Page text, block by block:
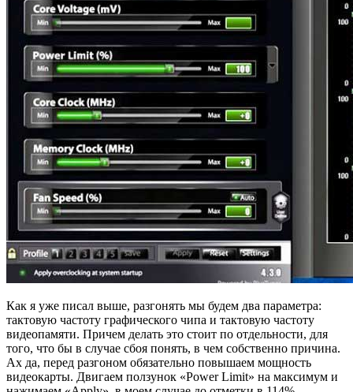
Как я уже писал выше, разгонять мы будем два параметра:
тактовую частоту графического чипа и тактовую частоту
видеопамяти. Причем делать это стоит по отдельности, для
того, что бы в случае сбоя понять, в чем собственно причина.
Ах да, перед разгоном обязательно повышаем мощность
видеокарты. Двигаем ползунок «Power Limit» на максимум и